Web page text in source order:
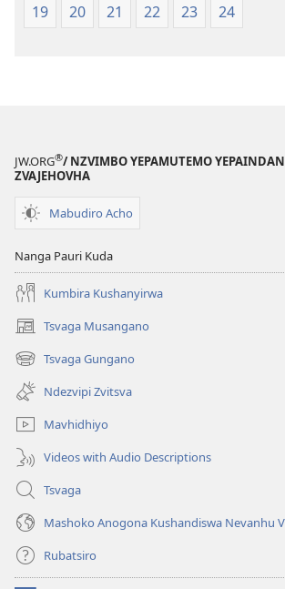
19
20 21 22 23 24
JW.ORG®/ NZVIMBO YEPAMUTEMO
ZVAJEHOVHA
Mabudiro Acho
Nanga Pauri Kuda
Kumbira Kushanyirwa
Tsvaga Musangano
(opens
new
window)
Tsvaga Gungano
(opens
new
window)
Ndezvipi Zvitsva
Mavhidhiyo
Videos with Audio Descriptions
Tsvaga
Mashoko Anogona Kushandiswa Nevanhu
Rubatsiro